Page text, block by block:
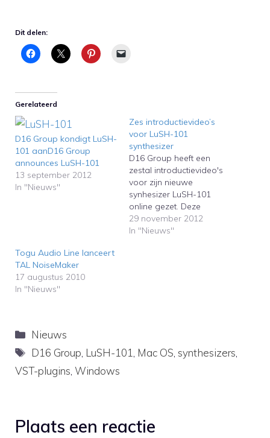
Dit delen:
Gerelateerd
D16 Group kondigt LuSH-
101 aanD16 Group
announces LuSH-101
13 september 2012
In "Nieuws"
Zes introductievideo’s
voor LuSH-101
synthesizer
D16 Group heeft een
zestal introductievideo's
voor zijn nieuwe
synhesizer LuSH-101
online gezet. Deze
synthesizer is een
emulatie van de analoge
29 november 2012
In "Nieuws"
Togu Audio Line lanceert
TAL NoiseMaker
17 augustus 2010
In "Nieuws"
Categorieën
Nieuws
Tags
D16 Group, LuSH-101, Mac OS,synthesizers,
VST-plugins, Windows
Plaats een reactie